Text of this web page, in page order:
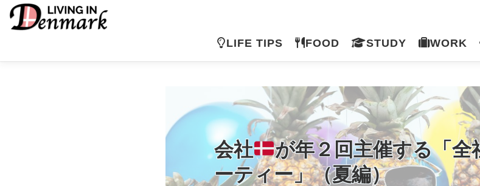
ツ
LIFE TIPS FOOD STUDY WORK
会社
が年２回主催する「全
ーティー」（夏編）